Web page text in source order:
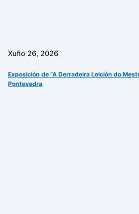
Xuño 26, 2026
Exposición de “A Derradeira Leición do
Pontevedra